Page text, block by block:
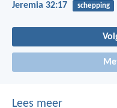
Jeremia 32:17 schepping
Lees meer